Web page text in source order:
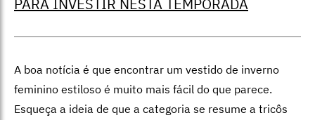
PARA INVESTIR NESTA TEMPORADA
A boa notícia é que encontrar um vestido de inverno
feminino estiloso é muito mais fácil do que parece.
Esqueça a ideia de que a categoria se resume a tricôs